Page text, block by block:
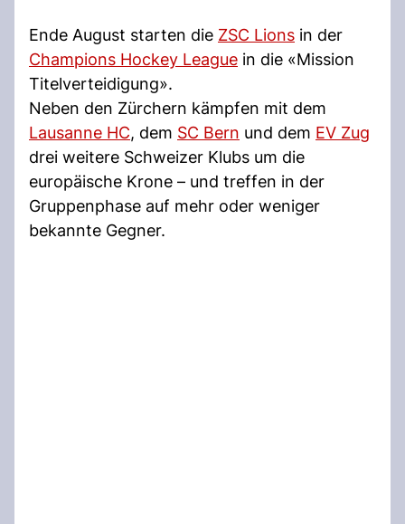
Ende August starten die ZSC Lions in der
Champions Hockey League in die «Mission
Titelverteidigung».
Neben den Zürchern kämpfen mit dem
Lausanne HC, dem SC Bern und dem EV Zug
drei weitere Schweizer Klubs um die
europäische Krone – und treffen in der
Gruppenphase auf mehr oder weniger
bekannte Gegner.